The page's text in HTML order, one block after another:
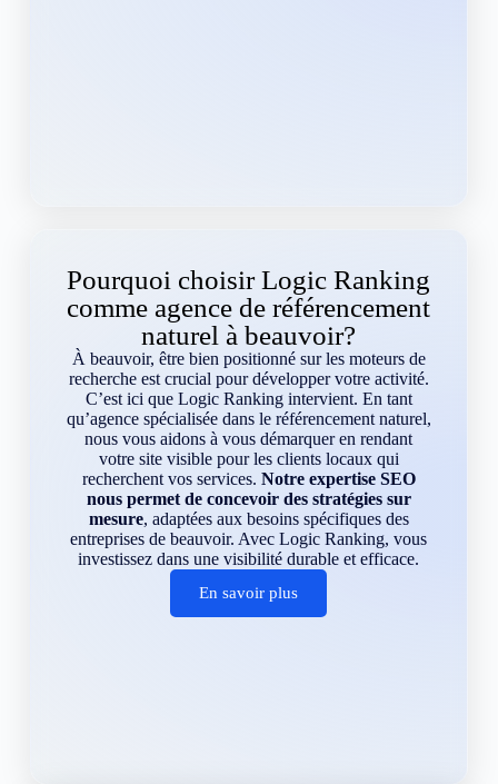
Pourquoi choisir Logic Ranking
comme agence de référencement
naturel à beauvoir?
À beauvoir, être bien positionné sur les moteurs de
recherche est crucial pour développer votre activité.
C’est ici que Logic Ranking intervient. En tant
qu’agence spécialisée dans le référencement naturel,
nous vous aidons à vous démarquer en rendant
votre site visible pour les clients locaux qui
recherchent vos services. Notre expertise SEO
nous permet de concevoir des stratégies sur
mesure, adaptées aux besoins spécifiques des
entreprises de beauvoir. Avec Logic Ranking, vous
investissez dans une visibilité durable et efficace.
En savoir plus